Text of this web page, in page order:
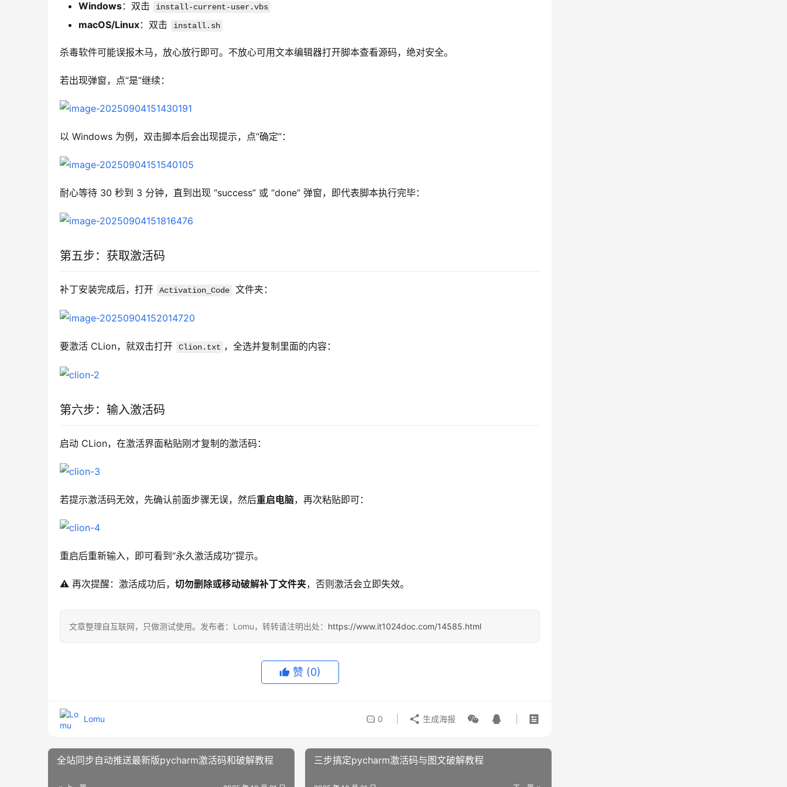
Windows：双击 install-current-user.vbs
macOS/Linux：双击 install.sh
杀毒软件可能误报木马，放心放行即可。不放心可用文本编辑器打开脚本查看源码，绝对安全。
若出现弹窗，点“是”继续：
以 Windows 为例，双击脚本后会出现提示，点“确定”：
耐心等待 30 秒到 3 分钟，直到出现 “success” 或 “done” 弹窗，即代表脚本执行完毕：
第五步：获取激活码
补丁安装完成后，打开 Activation_Code 文件夹：
要激活 CLion，就双击打开 Clion.txt ，全选并复制里面的内容：
第六步：输入激活码
启动 CLion，在激活界面粘贴刚才复制的激活码：
若提示激活码无效，先确认前面步骤无误，然后重启电脑，再次粘贴即可：
重启后重新输入，即可看到“永久激活成功”提示。
⚠️ 再次提醒：激活成功后， 切勿删除或移动破解补丁文件夹，否则激活会立即失效。
文章整理自互联网，只做测试使用。发布者：Lomu，转转请注明出处： https://www.it1024doc.com/14585.html
赞 (0)
Lomu 0 生成海报
全站同步自动推送最新版pycharm激活码和破解教程 三步搞定pycharm激活码与图文破解教程